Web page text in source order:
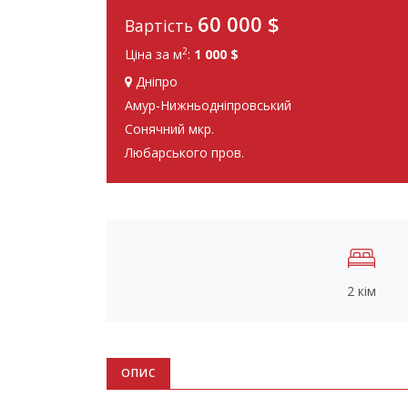
Вартість 60 000 $
Ціна за м2: 1 000 $
Дніпро
Амур-Нижньодніпровський
Сонячний мкр.
Любарського пров.
2 кім
ОПИС